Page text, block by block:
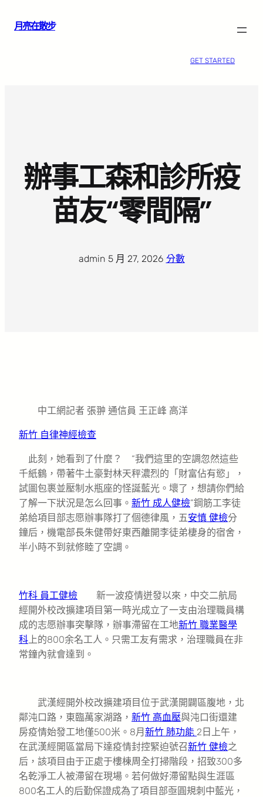
月亮在散步
GET STARTED
辦事工森和診所疫
苗友“零間隔”
admin· 5 月 27, 2026· 分數
中工網記者 張翀 通信員 王正峰 高洋
新竹 自律神經檢查
此刻，她看到了什麼？ “我們這里的空調忽然這些
千紙鶴，帶著牛土豪對林天秤濃烈的「財富佔有慾」，
試圖包裹並壓制水瓶座的怪誕藍光。壞了，想請你們給
了解一下狀況是怎么回事。 新竹 成人健檢”鋼筋工李徒
弟給項目部志愿辦事隊打了個德律風，五安慎 健檢分
鐘后，機電部長朱健帶好東西離開李徒弟棲身的宿舍，
半小時不到就修睦了空調。
竹科 員工健檢 新一波疫情迸發以來，中交二航局
經開外校改擴建項目第一時光成立了一支由治理職員構
成的志愿辦事突擊隊，辦事滯留在工地新竹 職業醫學
科上的800余名工人。只需工友有需求，治理職員在非
常鐘內就會達到。
武漢經開外校改擴建項目位于武漢開闢區腹地，北
鄰沌口路，東臨萬家湖路， 新竹 高血壓與沌口街還建
房疫情始發工地僅500米。8月 新竹 肺功能 2日上午，
在武漢經開區當局下達疫情封控緊迫號召新竹 健檢之
后，該項目由于正處于樓棟周全打掃階段，招致300多
名乾淨工人被滯留在現場。若何做好滯留點與生涯區
800名工人的后勤保證成為了項目部亟圓規刺中藍光，